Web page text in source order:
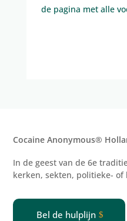
de pagina met alle
Cocaine Anonymous®
In de geest van de 6e
kerken, sekten, politieke- of
Bel de hulplijn